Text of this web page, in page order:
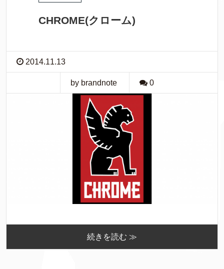
CHROME(クローム)
2014.11.13
by brandnote 0
続きを読む ≫